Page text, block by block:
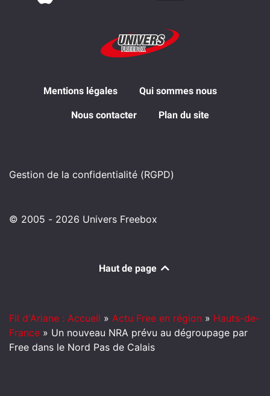
Mentions légales Qui sommes nous
Nous contacter Plan du site
Gestion de la confidentialité (RGPD)
© 2005 - 2026 Univers Freebox
Haut de page
Fil d'Ariane : Accueil » Actu Free en région » Hauts-de-
France » Un nouveau NRA prévu au dégroupage par
Free dans le Nord Pas de Calais